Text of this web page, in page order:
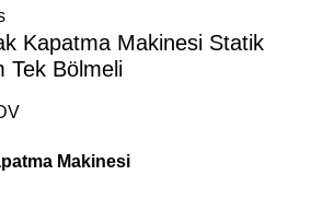
Kapatma Makinesi Statik
Tek Bölmeli
Makinesi